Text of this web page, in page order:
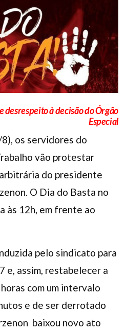
desrespeito à decisão do Órgão
Especial
os servidores do
vão protestar
do presidente
O Dia do Basta no
às 12h, em frente ao
pelo sindicato para
assim, restabelecer a
com um intervalo
e de ser derrotado
baixou novo ato
YoutubeTikTok Whatsapp